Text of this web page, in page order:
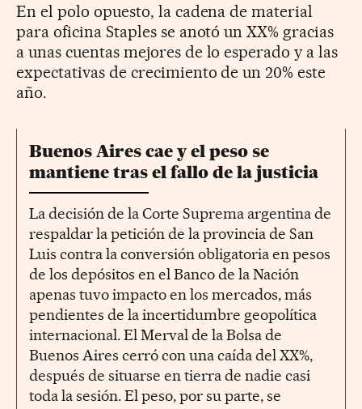
En el polo opuesto, la cadena de material
para oficina Staples se anotó un XX% gracias
a unas cuentas mejores de lo esperado y a las
expectativas de crecimiento de un 20% este
año.
Buenos Aires cae y el peso se
mantiene tras el fallo de la justicia
La decisión de la Corte Suprema argentina de
respaldar la petición de la provincia de San
Luis contra la conversión obligatoria en pesos
de los depósitos en el Banco de la Nación
apenas tuvo impacto en los mercados, más
pendientes de la incertidumbre geopolítica
internacional. El Merval de la Bolsa de
Buenos Aires cerró con una caída del XX%,
después de situarse en tierra de nadie casi
toda la sesión. El peso, por su parte, se